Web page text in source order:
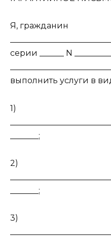
Я, гражданин
серии ______ N
выполнить услуги в
1)
_______;
2)
_______;
3)